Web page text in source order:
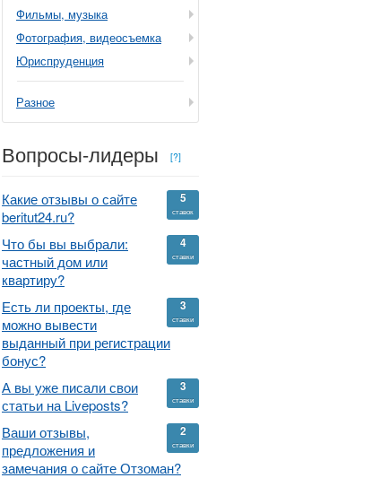
Фильмы, музыка
Фотография, видеосъемка
Юриспруденция
Разное
Вопросы-лидеры [?]
5
ставок
Какие отзывы о сайте
beritut24.ru?
4
ставки
Что бы вы выбрали:
частный дом или
квартиру?
3
ставки
Есть ли проекты, где
можно вывести
выданный при регистрации
бонус?
3
ставки
А вы уже писали свои
статьи на Liveposts?
2
ставки
Ваши отзывы,
предложения и
замечания о сайте Отзоман?